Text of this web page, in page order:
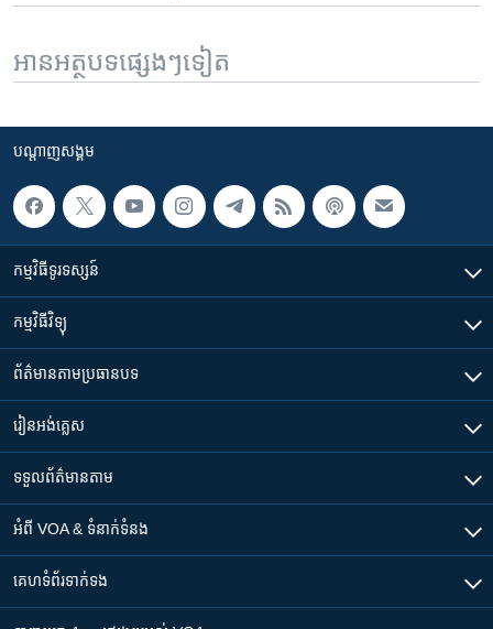
អានអត្ថបទផ្សេងៗទៀត
បណ្តាញ​សង្គម
កម្មវិធី​ទូរទស្សន៍
កម្មវិធី​វិទ្យុ
ព័ត៌មាន​តាមប្រធានបទ​
រៀន​​អង់គ្លេស
ទទួល​ព័ត៌មាន​តាម
អំពី​ VOA & ទំនាក់ទំនង
គេហទំព័រ​​ទាក់ទង